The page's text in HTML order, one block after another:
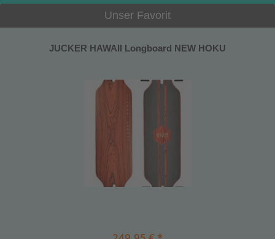
Unser Favorit
JUCKER HAWAII Longboard NEW HOKU